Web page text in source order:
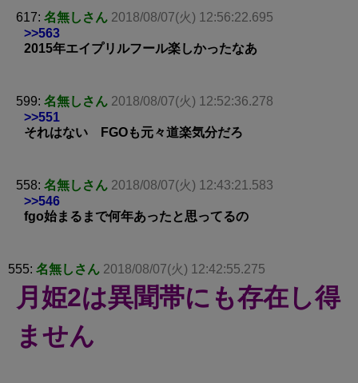
617: 名無しさん 2018/08/07(火) 12:56:22.695
>>563
2015年エイプリルフール楽しかったなあ
599: 名無しさん 2018/08/07(火) 12:52:36.278
>>551
それはない FGOも元々道楽気分だろ
558: 名無しさん 2018/08/07(火) 12:43:21.583
>>546
fgo始まるまで何年あったと思ってるの
555: 名無しさん 2018/08/07(火) 12:42:55.275
月姫2は異聞帯にも存在し得
ません